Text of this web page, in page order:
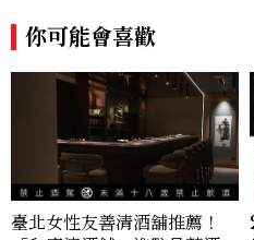
你可能會喜歡
臺北女性友善清酒舖推薦！